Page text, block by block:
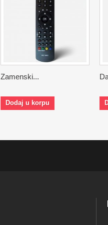
Zamenski...
Dodaj u korpu